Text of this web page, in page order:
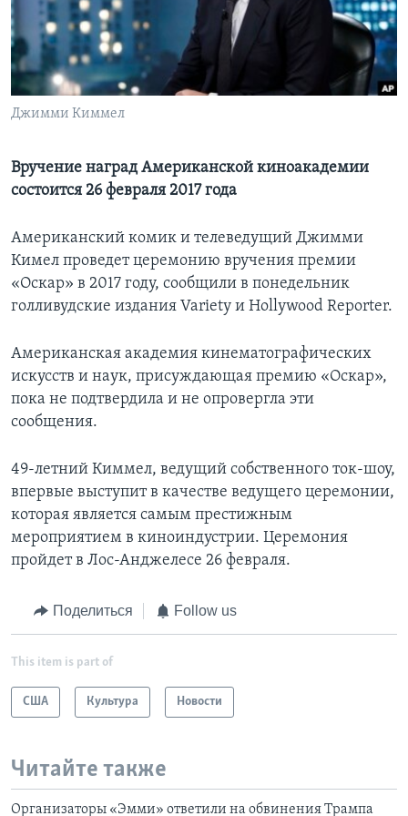
Learning English
СОЦИАЛЬНЫЕ СЕТИ
Языки
Джимми Киммел
Вручение наград Американской киноакадемии
состоится 26 февраля 2017 года
Американский комик и телеведущий Джимми
Кимел проведет церемонию вручения премии
«Оскар» в 2017 году, сообщили в понедельник
голливудские издания Variety и Hollywood Reporter.
Американская академия кинематографических
искусств и наук, присуждающая премию «Оскар»,
пока не подтвердила и не опровергла эти
сообщения.
49-летний Киммел, ведущий собственного ток-шоу,
впервые выступит в качестве ведущего церемонии,
которая является самым престижным
мероприятием в киноиндустрии. Церемония
пройдет в Лос-Анджелесе 26 февраля.
Поделиться Follow us
This item is part of
США Культура Новости
Читайте также
Организаторы «Эмми» ответили на обвинения Трампа